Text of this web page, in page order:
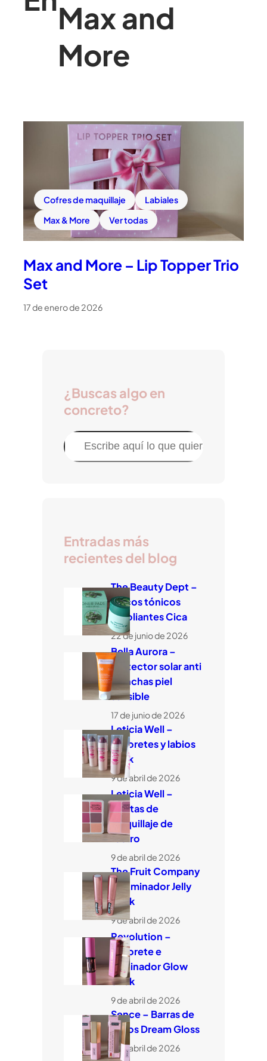
Max and
More
Cofres de maquillaje
Labiales
Max & More
Ver todas
Max and More – Lip Topper Trio
Set
17 de enero de 2026
¿Buscas algo en
concreto?
B
u
Entradas más
recientes del blog
The Beauty Dept –
Discos tónicos
exfoliantes Cica
22 de junio de 2026
Bella Aurora –
Protector solar anti
manchas piel
sensible
17 de junio de 2026
Leticia Well –
Coloretes y labios
stick
9 de abril de 2026
Leticia Well –
Paletas de
maquillaje de
rostro
9 de abril de 2026
The Fruit Company
– Iluminador Jelly
Stick
9 de abril de 2026
Revolution –
Colorete e
iluminador Glow
Stick
9 de abril de 2026
Sence – Barras de
labios Dream Gloss
9 de abril de 2026